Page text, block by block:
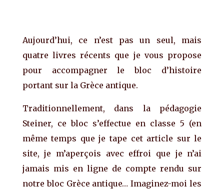
Aujourd’hui, ce n’est pas un seul, mais
quatre livres récents que je vous propose
pour accompagner le bloc d’histoire
portant sur la Grèce antique.
Traditionnellement, dans la pédagogie
Steiner, ce bloc s’effectue en classe 5 (en
même temps que je tape cet article sur le
site, je m’aperçois avec effroi que je n’ai
jamais mis en ligne de compte rendu sur
notre bloc Grèce antique… Imaginez-moi les